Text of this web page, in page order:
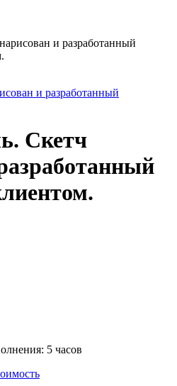
и разработанный
Скетч
5 часов